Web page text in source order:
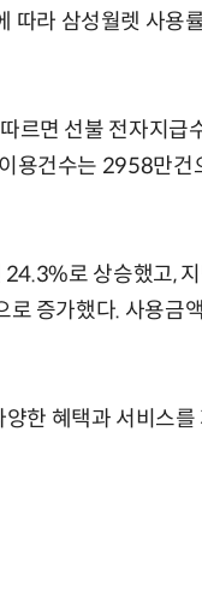
따라 삼성월렛 사용
르면 선불 전자지급
용건수는 2958만건
로 상승했고,
증가했다. 사용금
한 혜택과 서비스를